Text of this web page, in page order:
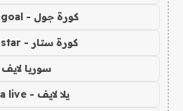
كورة جول - kora goal
كورة ستار - kora star
سوريا لايف
يلا لايف - yalla live